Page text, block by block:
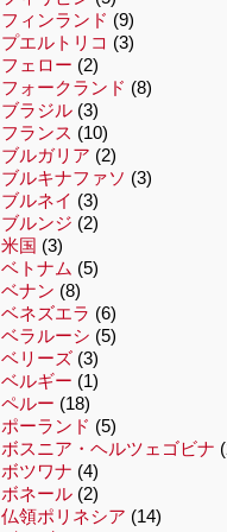
フィンランド (9)
プエルトリコ (3)
フェロー (2)
フォークランド (8)
ブラジル(3)
フランス (10)
ブルガリア (2)
ブルキナファソ (3)
ブルネイ (3)
ブルンジ (2)
米国 (3)
ベトナム (5)
ベナン (8)
ベネズエラ (6)
ベラルーシ (5)
ベリーズ(3)
ベルギー (1)
ペルー (18)
ポーランド (5)
ボスニア・ヘルツェゴビナ
ボツワナ (4)
ボネール(2)
仏領ポリネシア (14)